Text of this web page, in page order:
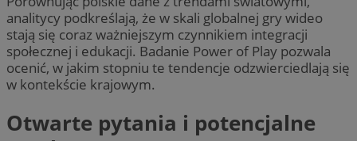
analitycy podkreślają, że w skali globalnej gry wideo
stają się coraz ważniejszym czynnikiem integracji
społecznej i edukacji. Badanie Power of Play pozwala
ocenić, w jakim stopniu te tendencje odzwierciedlają się
w kontekście krajowym.
Otwarte pytania i potencjalne